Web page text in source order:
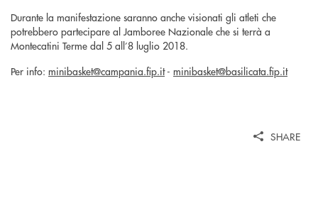
Durante la manifestazione saranno anche visionati gli atleti che
potrebbero partecipare al Jamboree Nazionale che si terrà a
Montecatini Terme dal 5 all’8 luglio 2018.
Per info: minibasket@campania.fip.it- minibasket@basilicata.fip.it
SHARE